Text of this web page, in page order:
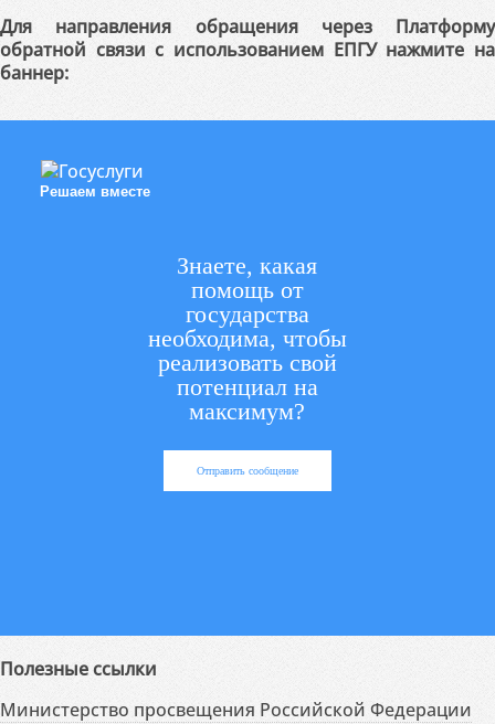
Для направления обращения через Платформу
обратной связи с использованием ЕПГУ нажмите на
баннер:
Решаем вместе
Знаете, какая
помощь от
государства
необходима, чтобы
реализовать свой
потенциал на
максимум?
Отправить сообщение
Полезные ссылки
Министерство просвещения Российской Федерации